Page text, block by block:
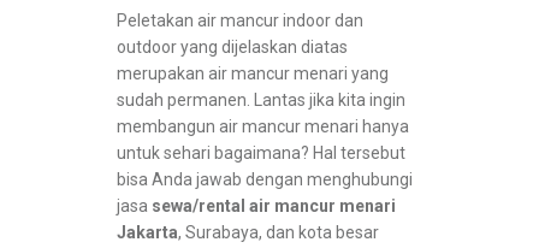
Peletakan air mancur indoor dan
outdoor yang dijelaskan diatas
merupakan air mancur menari yang
sudah permanen. Lantas jika kita ingin
membangun air mancur menari hanya
untuk sehari bagaimana? Hal tersebut
bisa Anda jawab dengan menghubungi
jasa sewa/rental air mancur menari
Jakarta, Surabaya, dan kota besar